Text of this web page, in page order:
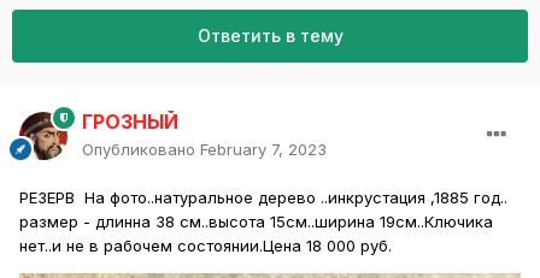
Ответить в тему
ГРОЗНЫЙ
Опубликовано February 7, 2023
РЕЗЕРВ На фото..натуральное дерево ..инкрустация ,1885 год..
размер - длинна 38 см..высота 15см..ширина 19см..Ключика
нет..и не в рабочем состоянии.Цена 18 000 руб.